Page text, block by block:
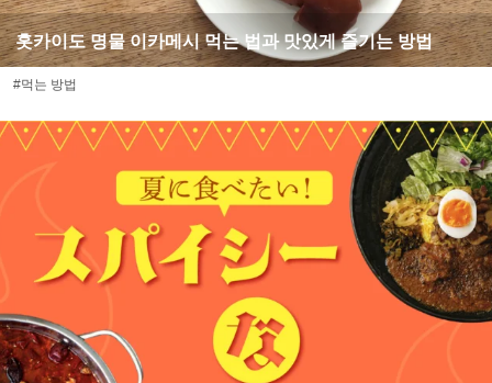
홋카이도 명물 이카메시 먹는 법과 맛있게 즐기는 방법
#먹는 방법